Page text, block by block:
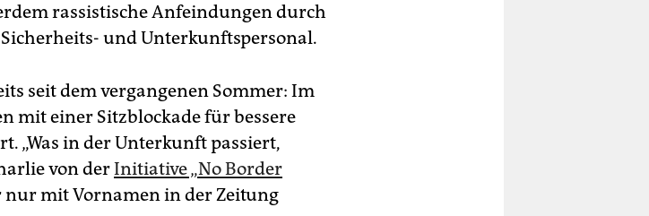
rassistische Anfeindungen durch
und Unterkunftspersonal.
seit dem vergangenen Sommer: Im
mit einer Sitzblockade für bessere
„Was in der Unterkunft passiert,
von derInitiative „No Border
nur mit Vornamen in der Zeitung